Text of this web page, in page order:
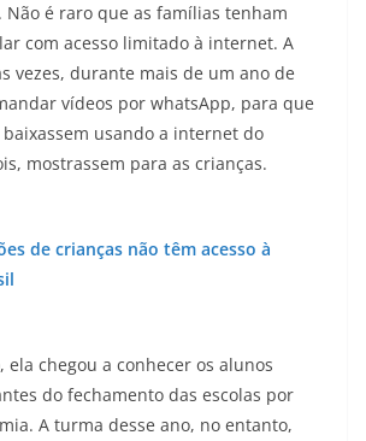
é raro que as famílias tenham
com acesso limitado à internet. A
vezes, durante mais de um ano de
vídeos por whatsApp, para que
usando a internet do
mostrassem para as crianças.
de crianças não têm acesso à
ela chegou a conhecer os alunos
do fechamento das escolas por
A turma desse ano, no entanto,